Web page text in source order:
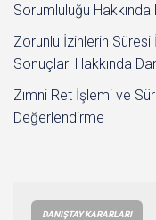
Sorumluluğu Hakkında
Zorunlu İzinlerin Süresi
Sonuçları Hakkında
Zımni Ret İşlemi ve
Değerlendirme
DANIŞTAY KARARLARI